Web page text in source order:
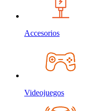
Accesorios
Videojuegos